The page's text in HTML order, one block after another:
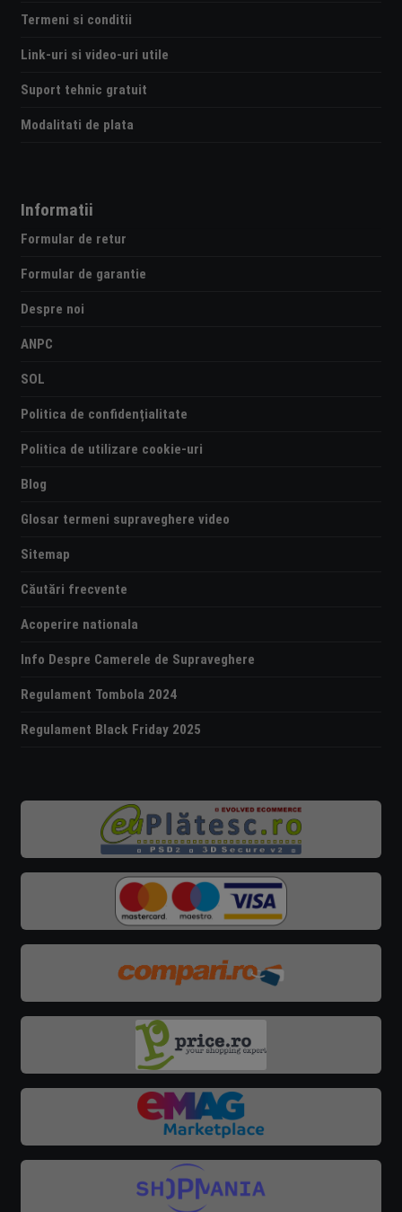
Termeni si conditii
Link-uri si video-uri utile
Suport tehnic gratuit
Modalitati de plata
Informatii
Formular de retur
Formular de garantie
Despre noi
ANPC
SOL
Politica de confidențialitate
Politica de utilizare cookie-uri
Blog
Glosar termeni supraveghere video
Sitemap
Căutări frecvente
Acoperire nationala
Info Despre Camerele de Supraveghere
Regulament Tombola 2024
Regulament Black Friday 2025